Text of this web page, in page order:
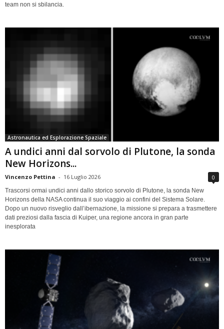
team non si sbilancia.
Astronautica ed Esplorazione Spaziale
A undici anni dal sorvolo di Plutone, la sonda
New Horizons...
Vincenzo Pettina - 16 Luglio 2026 0
Trascorsi ormai undici anni dallo storico sorvolo di Plutone, la sonda New
Horizons della NASA continua il suo viaggio ai confini del Sistema Solare.
Dopo un nuovo risveglio dall’ibernazione, la missione si prepara a trasmettere
dati preziosi dalla fascia di Kuiper, una regione ancora in gran parte
inesplorata